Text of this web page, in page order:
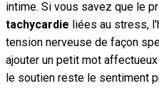
intime. Si vous savez que le
tachycardie liées au stress,
tension nerveuse de façon
ajouter un petit mot
le soutien reste le sentiment